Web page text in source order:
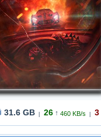
31.6 GB 26 ↑ 460 KB/s 3